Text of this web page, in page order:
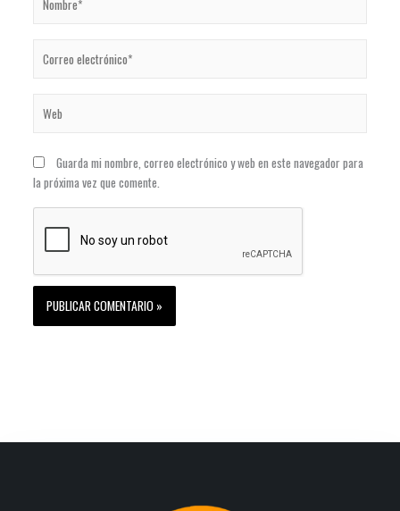
electrónico*
Guarda mi nombre, correo electrónico y web en este navegador para
la próxima vez que comente.